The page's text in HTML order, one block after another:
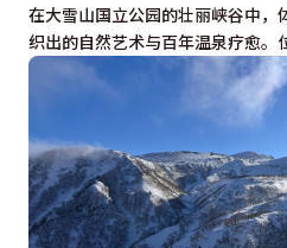
在大雪山国立公园的壮丽峡谷中，
织出的自然艺术与百年温泉疗愈